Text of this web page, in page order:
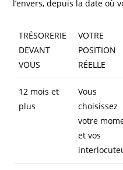
l’envers, depuis la date où
TRÉSORERIE
DEVANT
VOUS
VOTRE
POSITION
RÉELLE
12 mois et
plus
Vous
choisissez
votre
et vos